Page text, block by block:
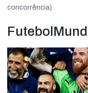
concorrência).